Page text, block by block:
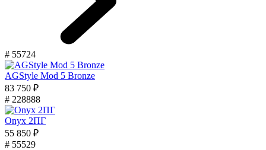
# 55724
AGStyle Mod 5 Bronze
83 750 ₽
# 228888
Onyx 2ПГ
55 850 ₽
# 55529